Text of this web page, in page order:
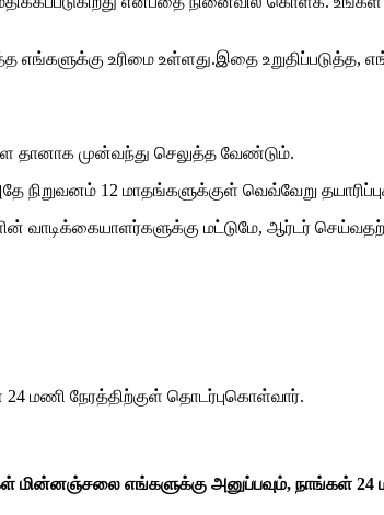
உரிமை உள்ளது.இதை உறுதிப்படுத்த,
தானாக முன்வந்து செலுத்த வேண்டும்.
நிறுவனம் 12 மாதங்களுக்குள் வெவ்வேறு
மட்டுமே, ஆர்டர் செய்வதற்கு
மணி நேரத்திற்குள் தொடர்புகொள்வார்.
மின்னஞ்சலை எங்களுக்கு அனுப்பவும், நாங்கள் 24